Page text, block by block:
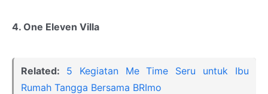
4. One Eleven Villa
Related: 5 Kegiatan Me Time Seru untuk Ibu
Rumah Tangga Bersama BRImo